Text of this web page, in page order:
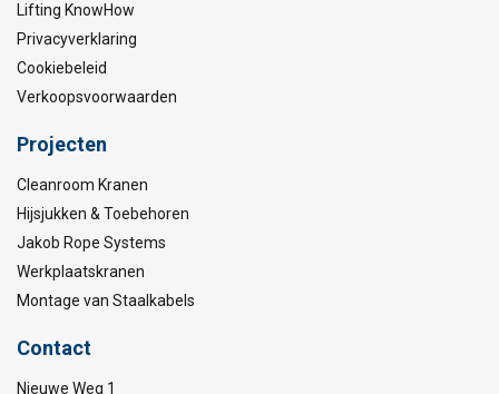
Lifting KnowHow
Privacyverklaring
Cookiebeleid
Verkoopsvoorwaarden
Projecten
Cleanroom Kranen
Hijsjukken & Toebehoren
Jakob Rope Systems
Werkplaatskranen
Montage van Staalkabels
Contact
Nieuwe Weg 1